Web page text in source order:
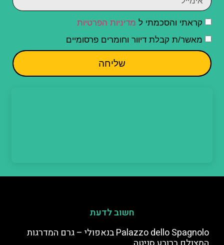
קראתי והסכמתי ל מדיניות הפרטיות
מאשר/ת קבלת דיוור וחומרים פרסומיים
שליחה
חשוב לדעת
Palazzo dello Spagnolo בנאפולי – גרם המדרגות